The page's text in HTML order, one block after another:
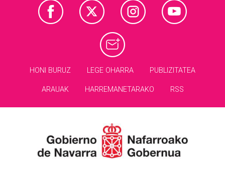
HONI BURUZ LEGE OHARRA PUBLIZITATEA
ARAUAK HARREMANETARAKO RSS